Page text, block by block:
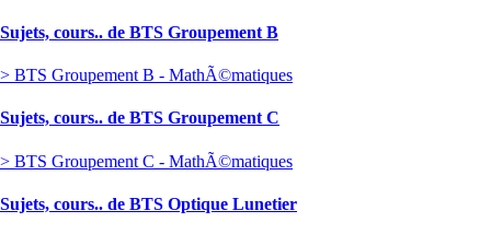
Sujets, cours.. de BTS Groupement B
> BTS Groupement B - MathÃ©matiques
Sujets, cours.. de BTS Groupement C
> BTS Groupement C - MathÃ©matiques
Sujets, cours.. de BTS Optique Lunetier